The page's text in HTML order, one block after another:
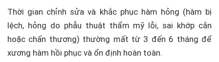
Thời gian chỉnh sửa và khắc phục hàm hỏng (hàm bị
lệch, hỏng do phẫu thuật thẩm mỹ lỗi, sai khớp cắn
hoặc chấn thương) thường mất từ 3 đến 6 tháng để
xương hàm hồi phục và ổn định hoàn toàn.